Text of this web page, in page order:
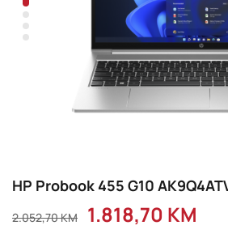
HP Probook 455 G10
2.052,70KM 1.818,70 KM